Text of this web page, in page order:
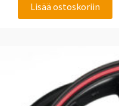
Lisää ostoskoriin